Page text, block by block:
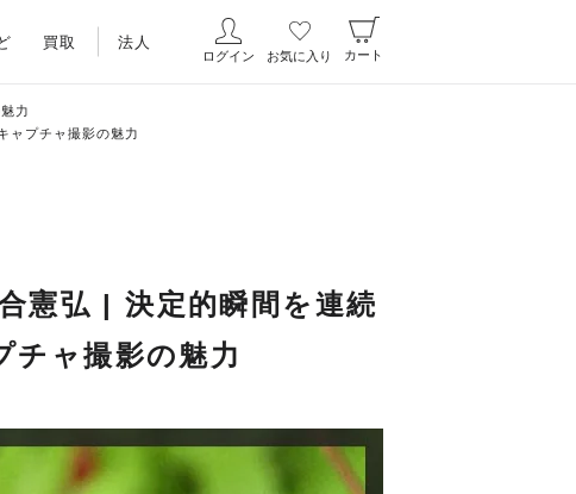
買取 法人
ログイン お気に入り カート
力
ャプチャ撮影の魅力
憲弘 | 決定的瞬間を連続
チャ撮影の魅力